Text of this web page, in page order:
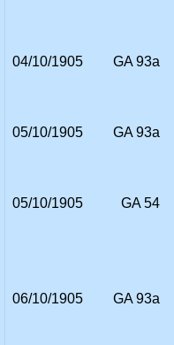
GA 93a
04/10/1905
GA 93a
05/10/1905
GA 54
05/10/1905
GA 93a
06/10/1905